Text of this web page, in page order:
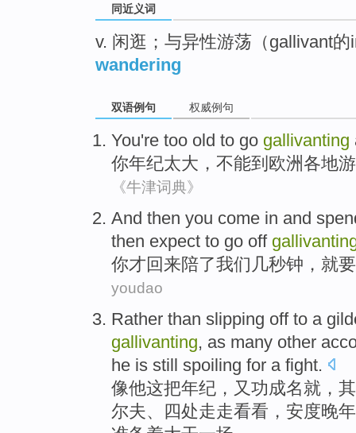
同近义词
v. 闲逛；与异性游荡（gallivant的
wandering
双语例句 权威例句
You're too old to go gallivanting
你年纪太大 ，不能到 欧洲 各地
《牛津词典》
And then you come in and
then expect to go off
你才回来陪了我们 几秒钟 ，就要
youdao
Rather than slipping offto a
gallivanting, as many other
he is still spoiling for a fight.
像他这把年纪，又 功成名就 ，
尔夫、四处走走看看， 安度晚